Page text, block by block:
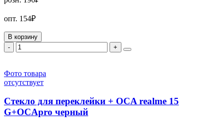
опт. 154₽
В корзину
-
+
Фото товара
отсутствует
Стекло для переклейки + OCA realme 15
G+OCApro черный